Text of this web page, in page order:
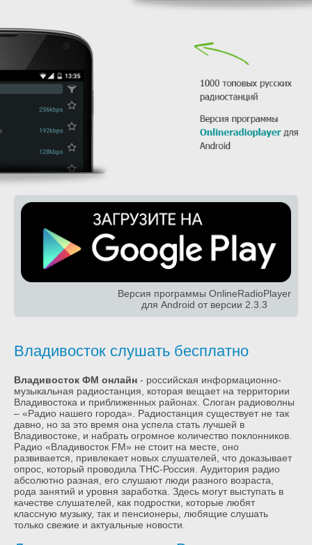
Версия программы OnlineRadioPlayer
для Android от версии 2.3.3
Владивосток слушать бесплатно
Владивосток ФМ онлайн - российская информационно-
музыкальная радиостанция, которая вещает на территории
Владивостока и приближенных районах. Слоган радиоволны
– «Радио нашего города». Радиостанция существует не так
давно, но за это время она успела стать лучшей в
Владивостоке, и набрать огромное количество поклонников.
Радио «Владивосток FM» не стоит на месте, оно
развивается, привлекает новых слушателей, что доказывает
опрос, который проводила ТНС-Россия. Аудитория радио
абсолютно разная, его слушают люди разного возраста,
рода занятий и уровня заработка. Здесь могут выступать в
качестве слушателей, как подростки, которые любят
классную музыку, так и пенсионеры, любящие слушать
только свежие и актуальные новости.